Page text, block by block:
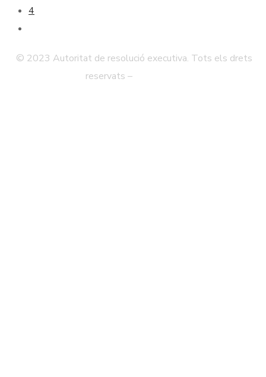
4
© 2023 Autoritat de resolució executiva. Tots els drets
reservats –